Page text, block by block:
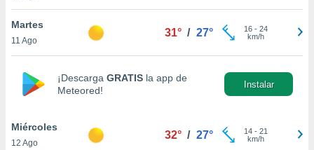
aceptar
de
Martes
11 Ago
31° / 27° 16- 24
km/h
¡Descarga GRATIS la app de
Meteored!
Instalar
Miércoles
12 Ago
32° / 27° 14- 21
km/h